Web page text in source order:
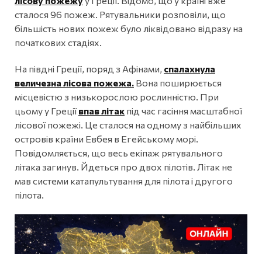
сталося 96 пожеж. Рятувальники розповіли, що
більшість нових пожеж було ліквідовано відразу на
початкових стадіях.
На півдні Греції, поряд з Афінами, спалахнула
величезна лісова пожежа. Вона поширюється
місцевістю з низькорослою рослинністю. При
цьому у Греції впав літак під час гасіння масштабної
лісової пожежі. Це сталося на одному з найбільших
островів країни Евбея в Егейському морі.
Повідомляється, що весь екіпаж рятувального
літака загинув. Йдеться про двох пілотів. Літак не
мав системи катапультування для пілота і другого
пілота.